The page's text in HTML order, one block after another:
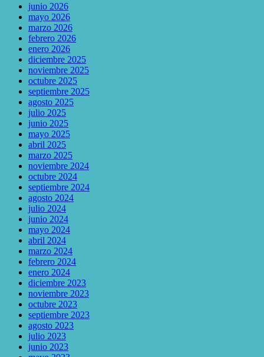
junio 2026
mayo 2026
marzo 2026
febrero 2026
enero 2026
diciembre 2025
noviembre 2025
octubre 2025
septiembre 2025
agosto 2025
julio 2025
junio 2025
mayo 2025
abril 2025
marzo 2025
noviembre 2024
octubre 2024
septiembre 2024
agosto 2024
julio 2024
junio 2024
mayo 2024
abril 2024
marzo 2024
febrero 2024
enero 2024
diciembre 2023
noviembre 2023
octubre 2023
septiembre 2023
agosto 2023
julio 2023
junio 2023